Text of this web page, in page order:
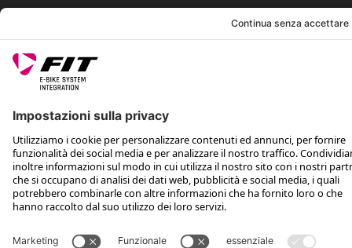
*Prezzo al dettaglio consigliato IVA inclusa più spese di spedizione e TSA